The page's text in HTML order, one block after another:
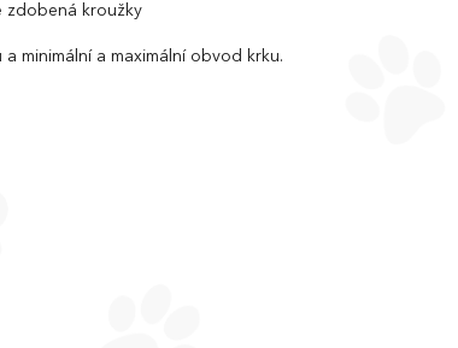
zdobená kroužky
minimální a maximální obvod krku.